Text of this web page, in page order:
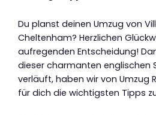
Du planst deinen Umzug von
Cheltenham? Herzlichen
aufregenden Entscheidung!
dieser charmanten englischen
verläuft, haben wir von Umzug
für dich die wichtigsten Tipps